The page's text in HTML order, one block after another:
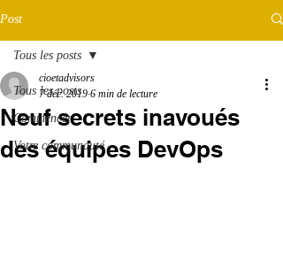
Post
Tous les posts
Commencer
Votre communauté
Tous les posts
Neuf secrets inavoués
des équipes DevOps
cioetadvisors
7 déc. 2019 6 min de lecture